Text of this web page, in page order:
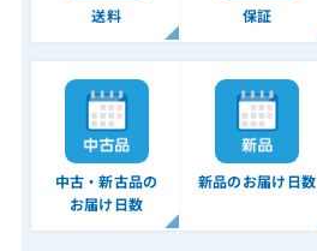
送料 保証
中古・新古品の
お届け日数
新品のお届け日数